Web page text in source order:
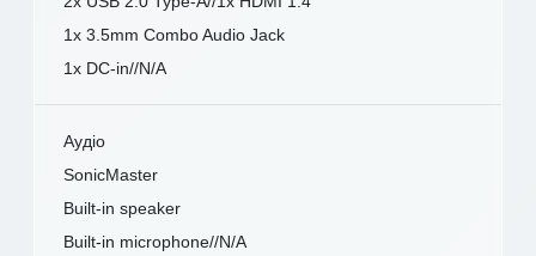
1x 3.5mm Combo Audio Jack
1x DC-in//N/A
Аудіо
SonicMaster
Built-in speaker
Built-in microphone//N/A